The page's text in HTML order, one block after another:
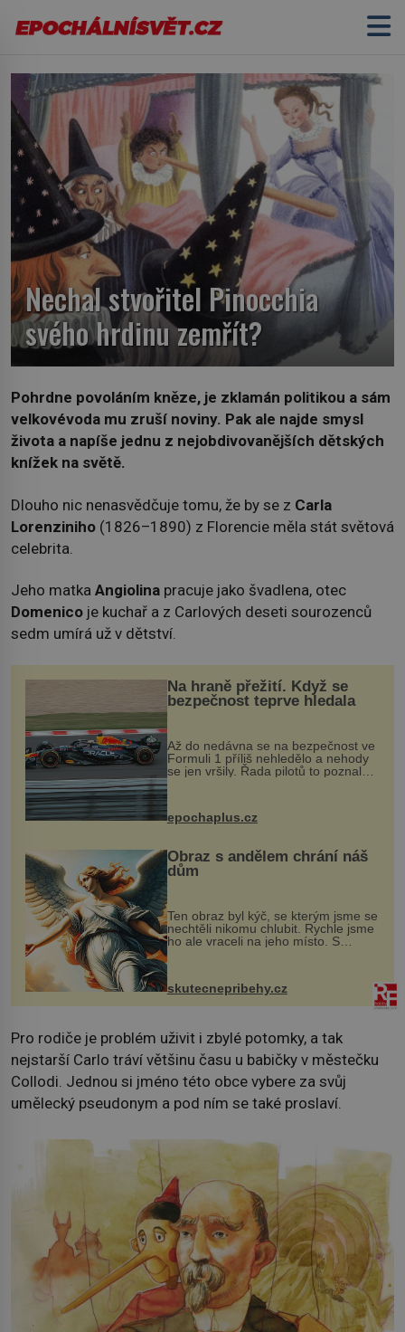
Nechal stvořitel Pinocchia
svého hrdinu zemřít?
Pohrdne povoláním kněze, je zklamán politikou a sám
velkovévoda mu zruší noviny. Pak ale najde smysl
života a napíše jednu z nejobdivovanějších dětských
knížek na světě.
Dlouho nic nenasvědčuje tomu, že by se z Carla
Lorenziniho (1826–1890) z Florencie měla stát světová
celebrita.
Jeho matka Angiolina pracuje jako švadlena, otec
Domenico je kuchař a z Carlových deseti sourozenců
sedm umírá už v dětství.
Na hraně přežití. Když se
bezpečnost teprve hledala
Až do nedávna se na bezpečnost ve
Formuli 1 příliš nehledělo a nehody
se jen vršily. Řada pilotů to poznala
na vlastní kůži, často s trvalými
následky nebo bohužel i ztrátou
života. Dnes nepochopiteln...
epochaplus.cz
Obraz s andělem chrání náš
dům
Ten obraz byl kýč, se kterým jsme se
nechtěli nikomu chlubit. Rychle jsme
ho ale vraceli na jeho místo. S
manželem Vaškem jsme si pořídili
chaloupku, takový domek na severu
Čech, kde jsme si naplánova...
skutecnepribehy.cz
Pro rodiče je problém uživit i zbylé potomky, a tak
nejstarší Carlo tráví většinu času u babičky v městečku
Collodi. Jednou si jméno této obce vybere za svůj
umělecký pseudonym a pod ním se také proslaví.